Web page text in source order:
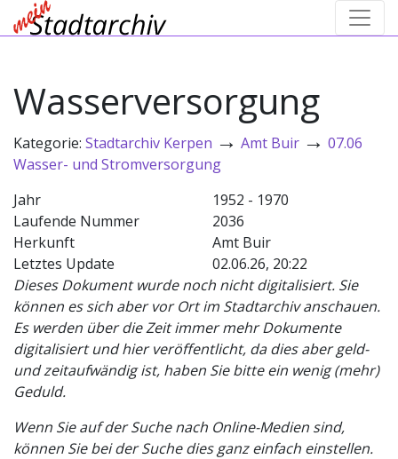
Wasserversorgung
Kategorie: Stadtarchiv Kerpen → Amt Buir → 07.06
Wasser- und Stromversorgung
Jahr
1952 - 1970
Laufende Nummer
2036
Herkunft
Amt Buir
Letztes Update
02.06.26, 20:22
Dieses Dokument wurde noch nicht digitalisiert. Sie
können es sich aber vor Ort im Stadtarchiv anschauen.
Es werden über die Zeit immer mehr Dokumente
digitalisiert und hier veröffentlicht, da dies aber geld-
und zeitaufwändig ist, haben Sie bitte ein wenig (mehr)
Geduld.
Wenn Sie auf der Suche nach Online-Medien sind,
können Sie bei der Suche dies ganz einfach einstellen.